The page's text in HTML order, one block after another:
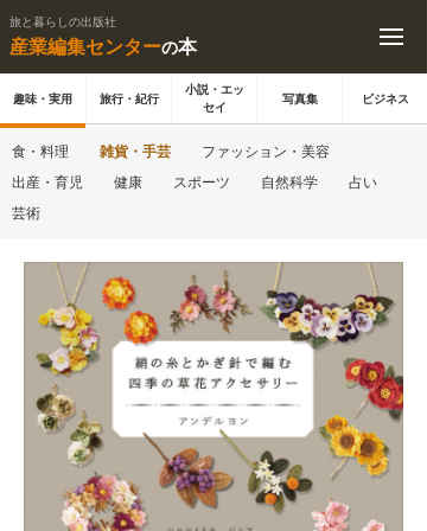
旅と暮らしの出版社
産業編集センターの本
趣味・実用 旅行・紀行
小説・エッ
セイ
写真集 ビジネス
食・料理 雑貨・手芸
ファッション・美容
出産・育児
健康 スポーツ 自然科学
占い
芸術